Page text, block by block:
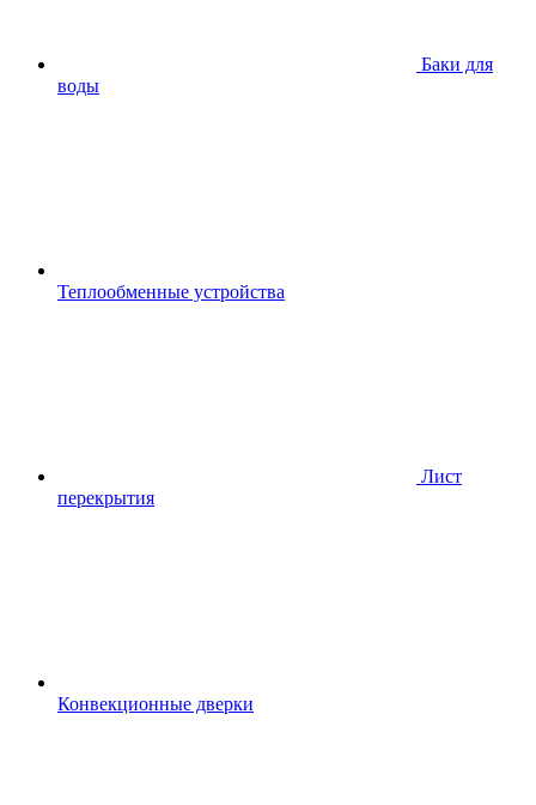
Баки для
воды
Теплообменные устройства
Лист
перекрытия
Конвекционные дверки